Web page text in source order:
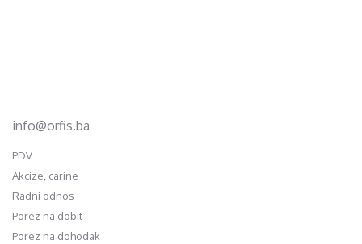
info@orfis.ba
PDV
Akcize, carine
Radni odnos
Porez na dobit
Porez na dohodak